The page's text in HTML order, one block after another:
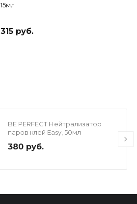
15мл
315 руб.
BE PERFECT Нейтрализатор
паров клей Easy, 50мл
380 руб.